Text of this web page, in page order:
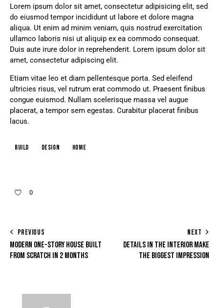
Lorem ipsum dolor sit amet, consectetur adipisicing elit, sed
do eiusmod tempor incididunt ut labore et dolore magna
aliqua. Ut enim ad minim veniam, quis nostrud exercitation
ullamco laboris nisi ut aliquip ex ea commodo consequat.
Duis aute irure dolor in reprehenderit. Lorem ipsum dolor sit
amet, consectetur adipiscing elit.
Etiam vitae leo et diam pellentesque porta. Sed eleifend
ultricies risus, vel rutrum erat commodo ut. Praesent finibus
congue euismod. Nullam scelerisque massa vel augue
placerat, a tempor sem egestas. Curabitur placerat finibus
lacus.
build design home
0
PREVIOUS
MODERN ONE-STORY HOUSE BUILT
FROM SCRATCH IN 2 MONTHS
NEXT
DETAILS IN THE INTERIOR MAKE
THE BIGGEST IMPRESSION